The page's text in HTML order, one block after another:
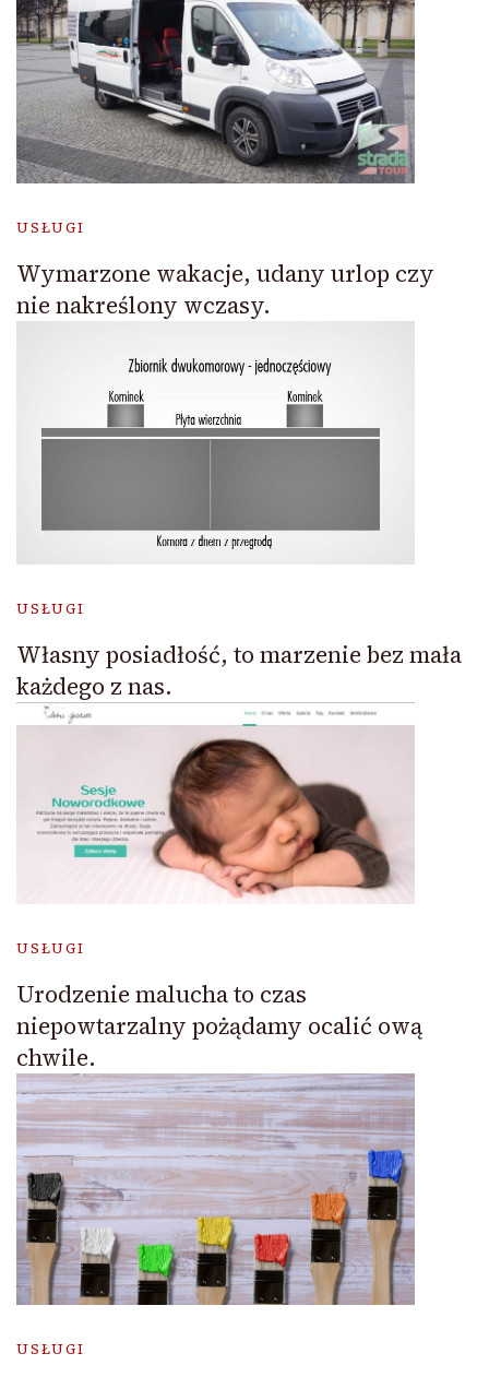
USŁUGI
Wymarzone wakacje, udany urlop czy
nie nakreślony wczasy.
USŁUGI
Własny posiadłość, to marzenie bez mała
każdego z nas.
USŁUGI
Urodzenie malucha to czas
niepowtarzalny pożądamy ocalić ową
chwile.
USŁUGI